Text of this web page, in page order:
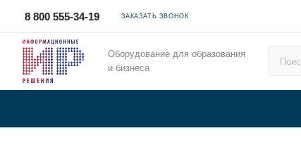
8 800 555-34-19 ЗАКАЗАТЬ ЗВОНОК
Оборудование для образования
и бизнеса